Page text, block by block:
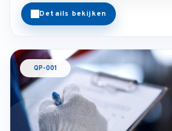
Details bekijken
QP-001